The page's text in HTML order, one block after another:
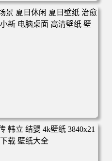
女帝 波雅·汉库克 波雅汉库
壁纸下载 壁纸大全
日休闲 夏日壁纸 治愈系 童
桌面 高清壁纸 壁纸下载 壁